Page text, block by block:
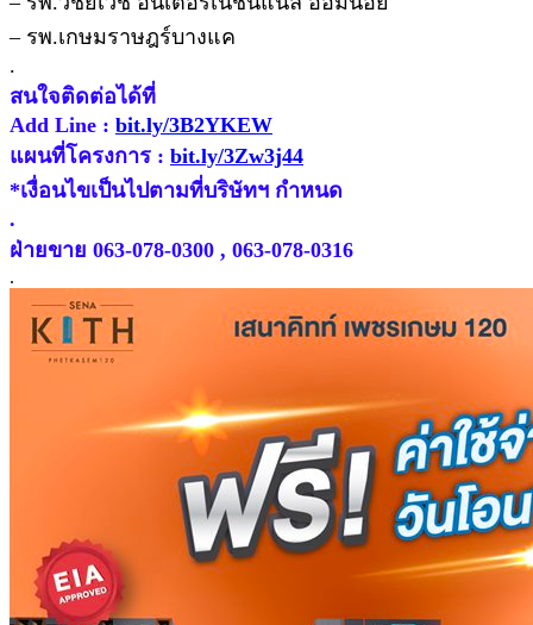
– รพ.เกษมราษฎร์บางแค
.
สนใจติดต่อได้ที่
Add Line : bit.ly/3B2YKEW
แผนที่โครงการ : bit.ly/3Zw3j44
*เงื่อนไขเป็นไปตามที่บริษัทฯ กำหนด
.
ฝ่ายขาย 063-078-0300 , 063-078-0316
.